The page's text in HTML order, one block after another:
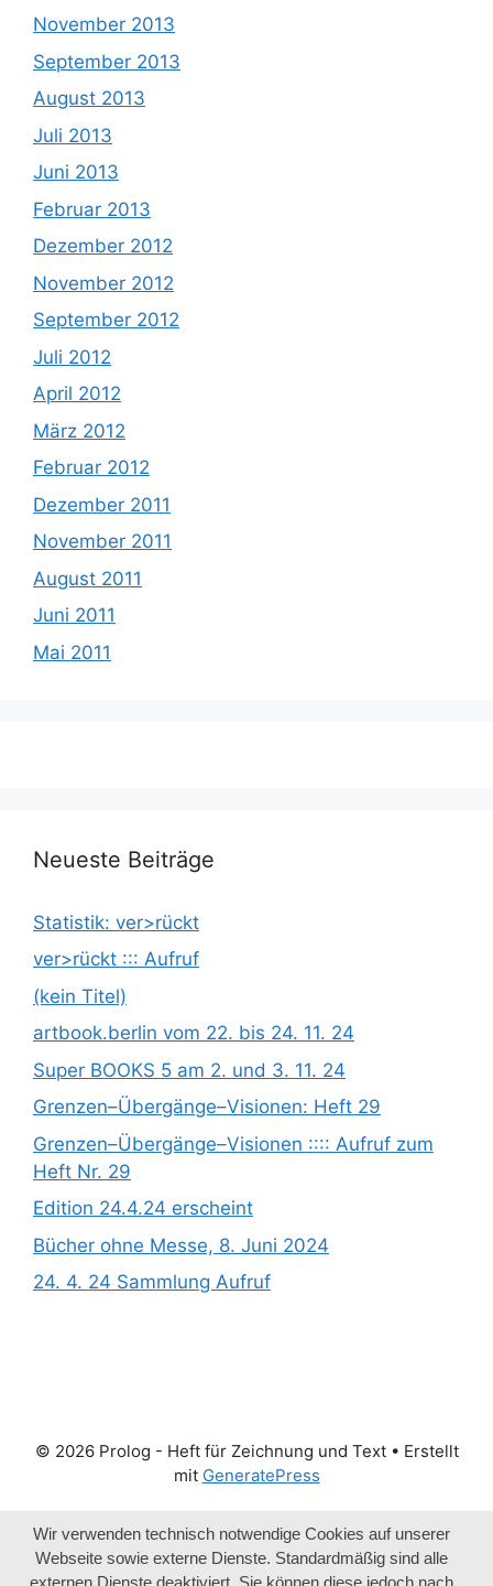
November 2013
September 2013
August 2013
Juli 2013
Juni 2013
Februar 2013
Dezember 2012
November 2012
September 2012
Juli 2012
April 2012
März 2012
Februar 2012
Dezember 2011
November 2011
August 2011
Juni 2011
Mai 2011
Neueste Beiträge
Statistik: ver>rückt
ver>rückt ::: Aufruf
(kein Titel)
artbook.berlin vom 22. bis 24. 11. 24
Super BOOKS 5 am 2. und 3. 11. 24
Grenzen­­­–Übergänge­­­–Visionen: Heft 29
Grenzen­­­–Übergänge­­­–Visionen :::: Aufruf zum
Heft Nr. 29
Edition 24.4.24 erscheint
Bücher ohne Messe, 8. Juni 2024
24. 4. 24 Sammlung Aufruf
© 2026 Prolog - Heft für Zeichnung und Text• Erstellt
mit GeneratePress
Wir verwenden technisch notwendige Cookies auf unserer
Webseite sowie externe Dienste. Standardmäßig sind alle
externen Dienste deaktiviert. Sie können diese jedoch nach